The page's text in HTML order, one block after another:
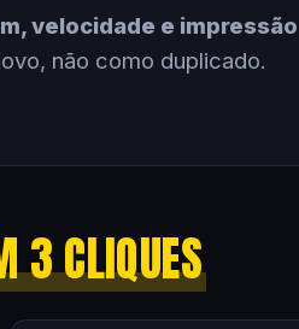
velocidade e impressão
não como duplicado.
3 CLIQUES